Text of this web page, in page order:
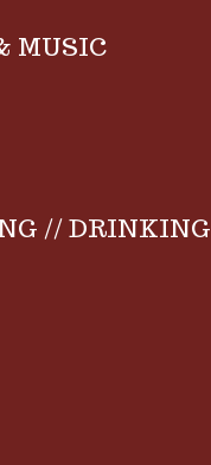
MUSIC
// DRINKING